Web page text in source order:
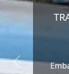
Previous